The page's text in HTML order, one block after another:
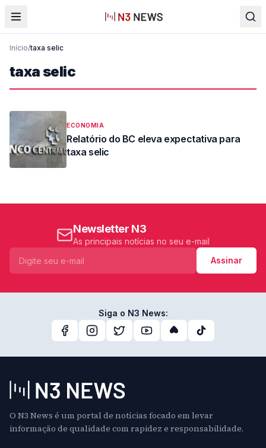
Início/taxa selic
taxa selic
ECONOMIA
Relatório do BC eleva expectativa para
taxa selic
Newsletter N3
As principais notícias no seu e-mail
Assinar
Siga o N3 News:
O N3 News é um portal de notícias focado em levar
informação de qualidade com rapidez e responsabilidade.